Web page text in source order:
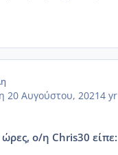
20 Αυγούστου, 20214 yr
ώρες, ο/η Chris30 είπε: